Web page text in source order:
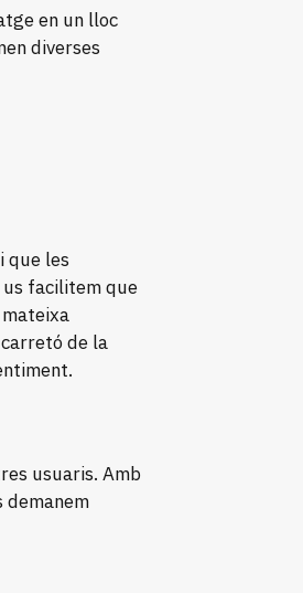
en un lloc
diverses
que les
facilitem que
de la
usuaris. Amb
demanem